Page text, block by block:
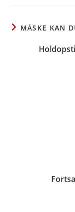
MÅSKE KAN